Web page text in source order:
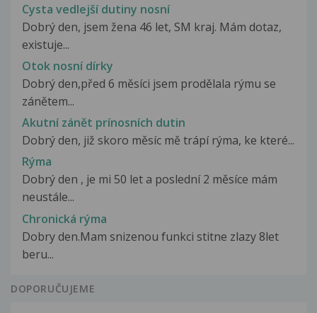
Cysta vedlejší dutiny nosní
Dobrý den, jsem žena 46 let, SM kraj. Mám dotaz,
existuje...
Otok nosní dírky
Dobrý den,před 6 měsíci jsem prodělala rýmu se
zánětem...
Akutní zánět prínosních dutin
Dobrý den, již skoro měsíc mě trápí rýma, ke které...
Rýma
Dobrý den , je mi 50 let a poslední 2 měsíce mám
neustále...
Chronická rýma
Dobry den.Mam snizenou funkci stitne zlazy 8let
beru...
DOPORUČUJEME